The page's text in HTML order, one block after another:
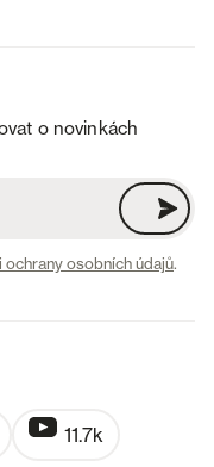
o novinkách
ochrany osobních údajů.
11.7k